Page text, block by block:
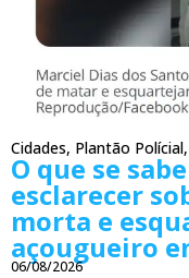
Cidades, Plantão Polícial,
O que se
esclarecer
morta e
açougueiro
06/08/2026